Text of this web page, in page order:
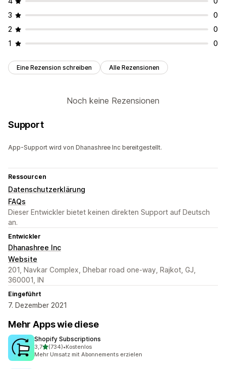
3
0
2
0
1
0
Eine Rezension schreiben Alle Rezensionen
Noch keine Rezensionen
Support
App-Support wird von Dhanashree Inc bereitgestellt.
Ressourcen
Datenschutzerklärung
FAQs
Dieser Entwickler bietet keinen direkten Support auf Deutsch
an.
Entwickler
Dhanashree Inc
Website
201, Navkar Complex, Dhebar road one-way, Rajkot, GJ,
360001, IN
Eingeführt
7. Dezember 2021
Mehr Apps wie diese
Shopify Subscriptions
3,7von 5 Sternen
(734)
734 Rezensionen insgesamt
•Kostenlos
Mehr Umsatz mit Abonnements erzielen